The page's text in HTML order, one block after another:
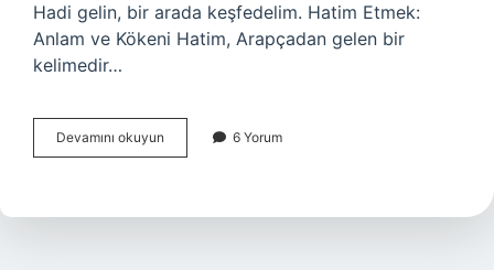
Hadi gelin, bir arada keşfedelim. Hatim Etmek:
Anlam ve Kökeni Hatim, Arapçadan gelen bir
kelimedir…
Devamını okuyun
eden
denir
6 Yorum